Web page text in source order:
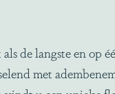
de langste en
met